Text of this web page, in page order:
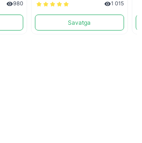
980 1 015
Savatga